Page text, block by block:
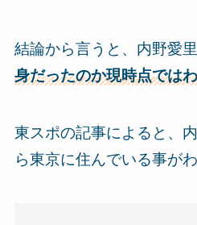
結論から言うと、内野愛
身だったのか現時点では
東スポの記事によると、
ら東京に住んでいる事が